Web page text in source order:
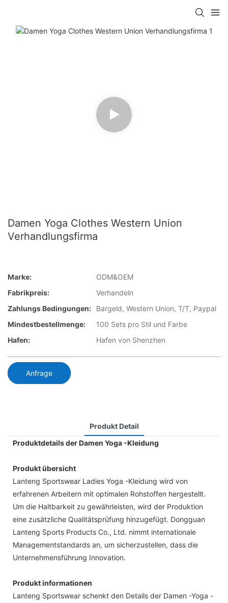
Damen Yoga Clothes Western Union
Verhandlungsfirma
Marke:
ODM&OEM
Fabrikpreis:
Verhandeln
Zahlungs Bedingungen:
Bargeld, Western Union, T/T, Paypal
Mindestbestellmenge:
100 Sets pro Stil und Farbe
Hafen:
Hafen von Shenzhen
Anfrage
Produkt Detail
Produktdetails der Damen Yoga -Kleidung
Produkt übersicht
Lanteng Sportswear Ladies Yoga -Kleidung wird von
erfahrenen Arbeitern mit optimalen Rohstoffen hergestellt.
Um die Haltbarkeit zu gewährleisten, wird der Produktion
eine zusätzliche Qualitätsprüfung hinzugefügt. Dongguan
Lanteng Sports Products Co., Ltd. nimmt internationale
Managementstandards an, um sicherzustellen, dass die
Unternehmensführung Innovation.
Produkt informationen
Lanteng Sportswear schenkt den Details der Damen -Yoga -